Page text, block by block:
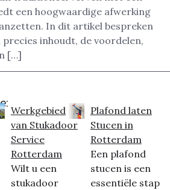
een hoogwaardige afwerking
In dit artikel bespreken
inhoudt, de voordelen,
[…]
Werkgebied
van Stukadoor
Service
Rotterdam
Wilt u een
stukadoor
Plafond laten
Stucen in
Rotterdam
Een plafond
stucen is een
essentiële stap